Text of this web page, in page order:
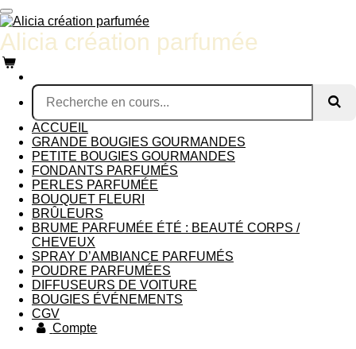
Passer
au
contenu
principal
Alicia création parfumée
ACCUEIL
GRANDE BOUGIES GOURMANDES
PETITE BOUGIES GOURMANDES
FONDANTS PARFUMÉS
PERLES PARFUMÉE
BOUQUET FLEURI
BRÛLEURS
BRUME PARFUMÉE ÉTÉ : BEAUTÉ CORPS /
CHEVEUX
SPRAY D’AMBIANCE PARFUMÉS
POUDRE PARFUMÉES
DIFFUSEURS DE VOITURE
BOUGIES ÉVÉNEMENTS
CGV
Compte